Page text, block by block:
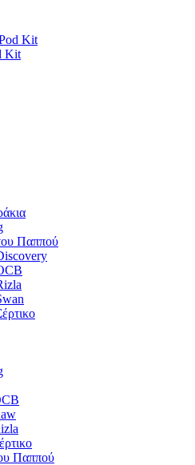
Kit
Kit
Παππού
Παππού